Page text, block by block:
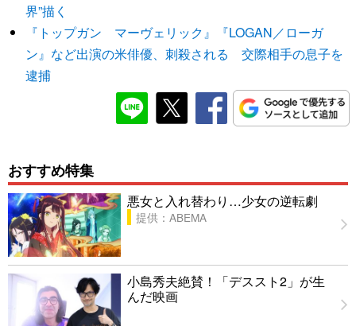
界”描く
『トップガン マーヴェリック』『LOGAN／ローガ
ン』など出演の米俳優、刺殺される 交際相手の息子を
逮捕
おすすめ特集
悪女と入れ替わり…少女の逆転劇
提供：ABEMA
小島秀夫絶賛！「デススト2」が生
んだ映画